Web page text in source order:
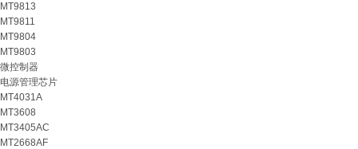
MT9813
MT9811
MT9804
MT9803
微控制器
电源管理芯片
MT4031A
MT3608
MT3405AC
MT2668AF